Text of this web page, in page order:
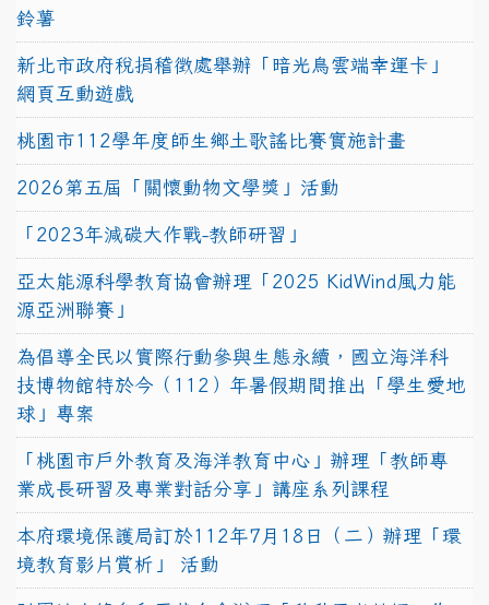
鈴薯
新北市政府稅捐稽徵處舉辦「暗光鳥雲端幸運卡」
網頁互動遊戲
桃園市112學年度師生鄉土歌謠比賽實施計畫
2026第五屆「關懷動物文學獎」活動
「2023年減碳大作戰-教師研習」
亞太能源科學教育協會辦理「2025 KidWind風力能
源亞洲聯賽」
為倡導全民以實際行動參與生態永續，國立海洋科
技博物館特於今（112）年暑假期間推出「學生愛地
球」專案
「桃園市戶外教育及海洋教育中心」辦理「教師專
業成長研習及專業對話分享」講座系列課程
本府環境保護局訂於112年7月18日（二）辦理「環
境教育影片賞析」 活動